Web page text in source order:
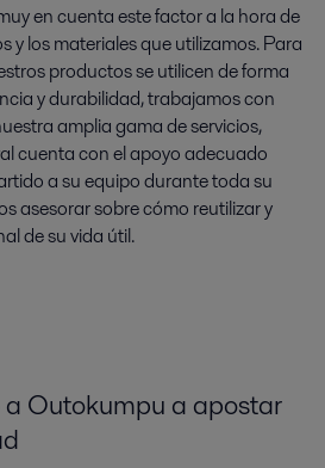
en cuenta este factor a la hora de
y los materiales que utilizamos. Para
productos se utilicen de forma
y durabilidad, trabajamos con
amplia gama de servicios,
cuenta con el apoyo adecuado
a su equipo durante toda su
asesorar sobre cómo reutilizar y
de su vida útil.
Outokumpu a apostar